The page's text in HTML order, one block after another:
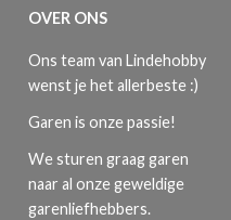
OVER ONS
Ons team van Lindehobby
wenst je het allerbeste :)
Garen is onze passie!
We sturen graag garen
naar al onze geweldige
garenliefhebbers.